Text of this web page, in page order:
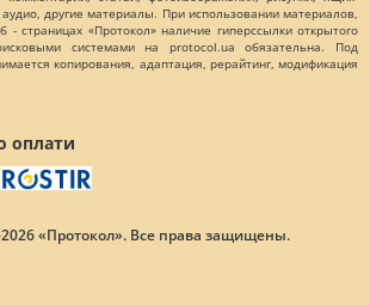
другие материалы. При использовании материалов,
страницах «Протокол» наличие гиперссылки открытого
системами на protocol.ua обязательна. Под
копирования, адаптация, рерайтинг, модификация
оплати
«Протокол». Все права защищены.